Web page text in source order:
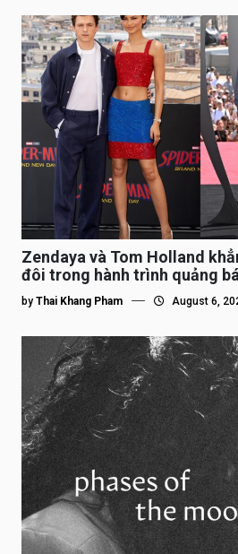
Zendaya và Tom Holland
đôi trong hành trình quảng
by Thai Khang Pham August 6,